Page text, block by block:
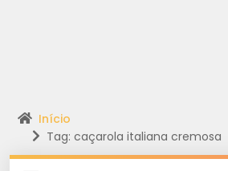
Início
Tag: caçarola italiana cremosa